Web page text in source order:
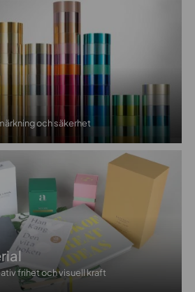
och säkerhet
frihet och visuell kraft